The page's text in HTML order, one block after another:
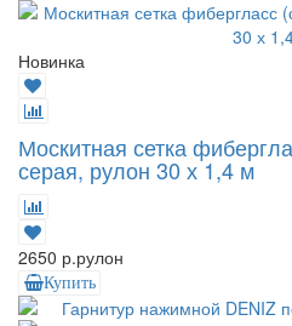
Новинка
Москитная сетка
серая, рулон 30 х 1,4 м
2650 р.рулон
Купить